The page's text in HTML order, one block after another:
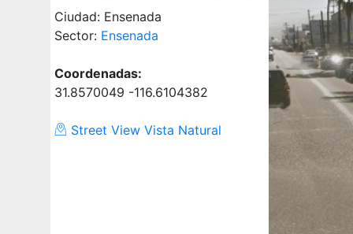
Ciudad: Ensenada
Sector: Ensenada
Coordenadas:
31.8570049 -116.6104382
Street View Vista Natural